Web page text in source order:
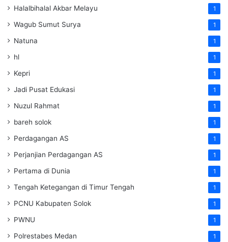
Halalbihalal Akbar Melayu 1
Wagub Sumut Surya 1
Natuna 1
hl 1
Kepri 1
Jadi Pusat Edukasi 1
Nuzul Rahmat 1
bareh solok 1
Perdagangan AS 1
Perjanjian Perdagangan AS 1
Pertama di Dunia 1
Tengah Ketegangan di Timur Tengah 1
PCNU Kabupaten Solok 1
PWNU 1
Polrestabes Medan 1